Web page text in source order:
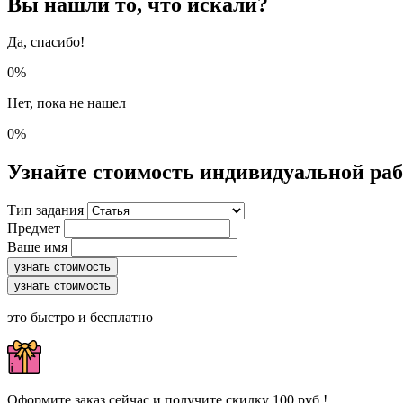
Да, спасибо!
0%
Нет, пока не нашел
0%
Узнайте стоимость индивидуальной
Тип задания
Предмет
Ваше имя
узнать стоимость
узнать стоимость
это быстро и бесплатно